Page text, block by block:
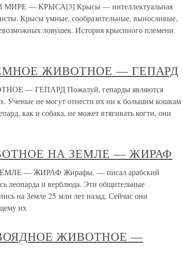
— КРЫСА[3] Крысы — интеллектуальная
Крысы умные, сообразительные, выносливые,
ловушек. История крысиного племени
ЖИВОТНОЕ — ГЕПАРД
— ГЕПАРД Пожалуй, гепарды являются
Ученые не могут отнести их ни к большим кошкам
как и собака, не может втягивать когти, они
НА ЗЕМЛЕ — ЖИРАФ
— ЖИРАФ Жирафы, — писал арабский
леопарда и верблюда. Эти общительные
на Земле 25 млн лет назад. Сейчас они
их
ЖИВОТНОЕ —